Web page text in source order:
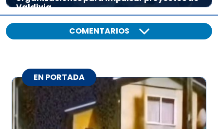
Valdivia
COMENTARIOS
EN PORTADA